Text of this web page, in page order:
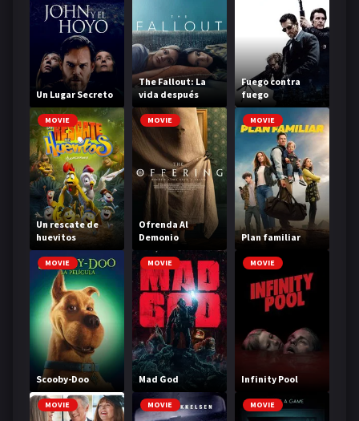
Un Lugar Secreto
The Fallout: La
vida después
Fuego contra
fuego
MOVIE
Un rescate de
huevitos
MOVIE
Ofrenda Al
Demonio
MOVIE
Plan familiar
MOVIE
Scooby-Doo
MOVIE
Mad God
MOVIE
Infinity Pool
MOVIE MOVIE MOVIE